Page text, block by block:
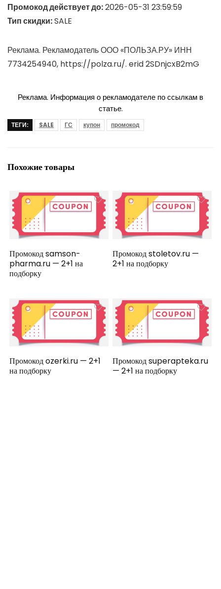
Промокод действует до:2026-05-31 23:59:59
Тип скидки:SALE
Реклама. Рекламодатель ООО «ПОЛЬЗА.РУ» ИНН
7734254940, https://polza.ru/. erid 2SDnjcxB2mG
Реклама. Информация о рекламодателе по ссылкам в
статье.
ТЕГИ: SALE ГС купон промокод
Похожие товары
Промокод samson-
pharma.ru — 2+1 на
подборку
Промокод stoletov.ru —
2+1 на подборку
Промокод ozerki.ru — 2+1
на подборку
Промокод superapteka.ru
— 2+1 на подборку